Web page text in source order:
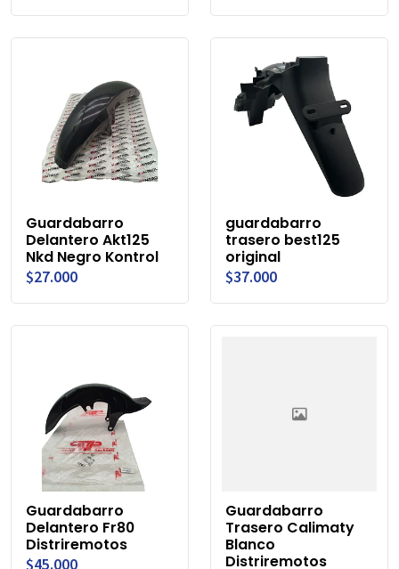
Guardabarro
Delantero Akt125
Nkd Negro Kontrol
$27.000
guardabarro
trasero best125
original
$37.000
Guardabarro
Delantero Fr80
Distriremotos
$45.000
Guardabarro
Trasero Calimaty
Blanco
Distriremotos